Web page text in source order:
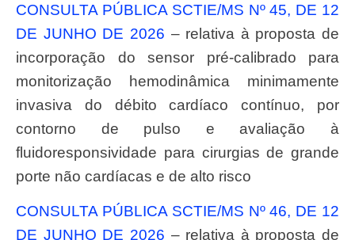
CONSULTA PÚBLICA SCTIE/MS Nº 45, DE 12
DE JUNHO DE 2026 – relativa à proposta de
incorporação do sensor pré-calibrado para
monitorização hemodinâmica minimamente
invasiva do débito cardíaco contínuo, por
contorno de pulso e avaliação à
fluidoresponsividade para cirurgias de grande
porte não cardíacas e de alto risco
CONSULTA PÚBLICA SCTIE/MS Nº 46, DE 12
DE JUNHO DE 2026 – relativa à proposta de